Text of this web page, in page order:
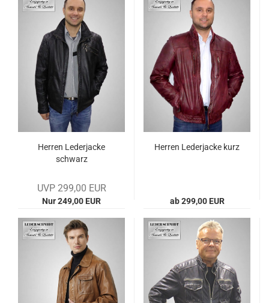
Her­ren Le­der­ja­cke
schwarz
UVP 299,00 EUR
Nur 249,00 EUR
Her­ren Le­der­ja­cke kurz
ab 299,00 EUR